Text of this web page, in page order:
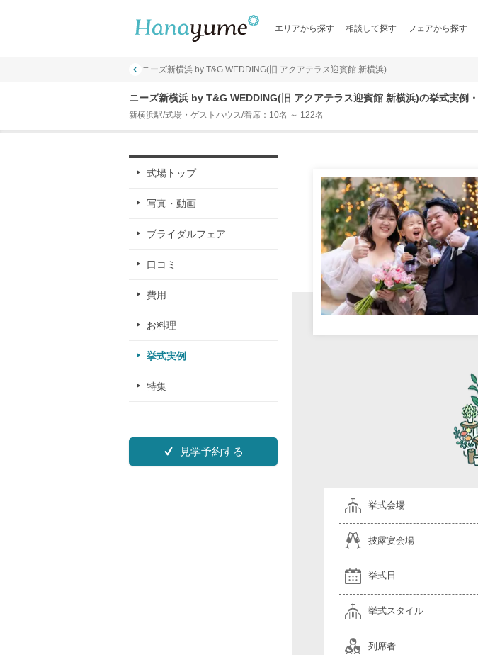
エリアから探す 相談して探す フェアから探す
ニーズ新横浜 by T&G WEDDING(旧 アクアテラス迎賓館 新横浜)
ニーズ新横浜 by T&G WEDDING(旧 アクアテラス迎賓館 新横浜)の挙式実例
新横浜駅/式場・ゲストハウス/着席：10名 ～ 122名
式場トップ
写真・動画
ブライダルフェア
口コミ
費用
お料理
挙式実例
特集
見学予約する
挙式会場
披露宴会場
挙式日
挙式スタイル
列席者